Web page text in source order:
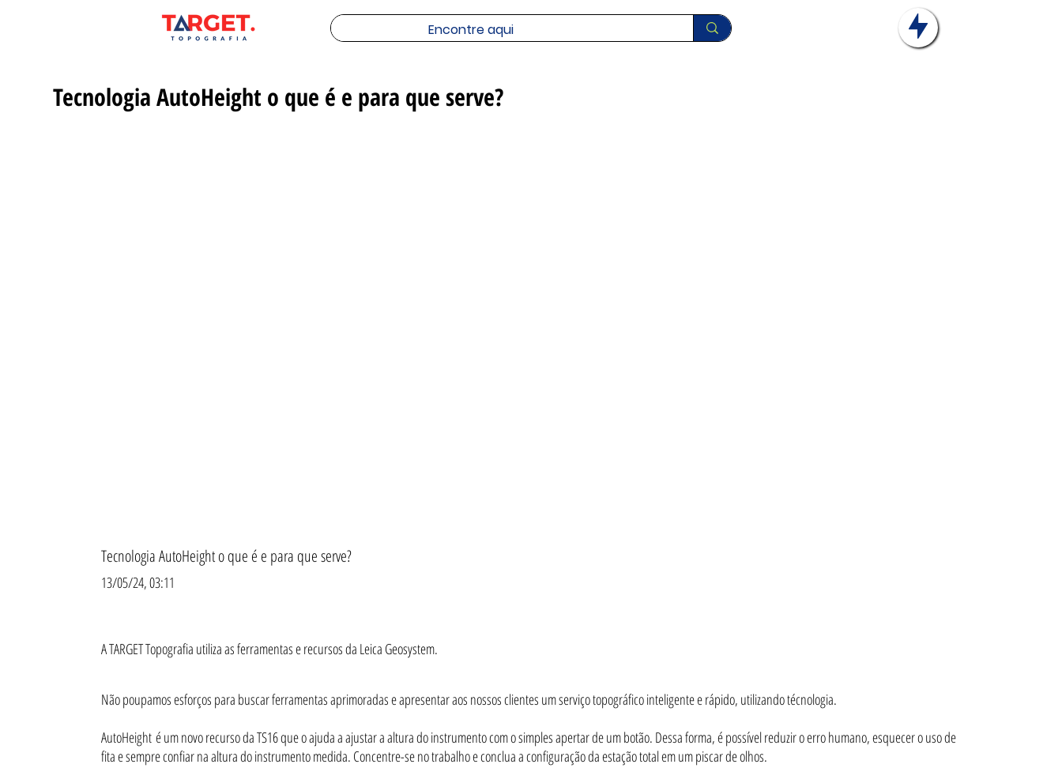
Tecnologia AutoHeight o que é e para que serve?
Tecnologia AutoHeight o que é e para que serve?
13/05/24, 03:11
A TARGET Topografia utiliza as ferramentas e recursos da Leica Geosystem.
Não poupamos esforços para buscar ferramentas aprimoradas e apresentar aos nossos clientes um serviço topográfico inteligente e rápido, utilizando técnologia.
AutoHeight é um novo recurso da TS16 que o ajuda a ajustar a altura do instrumento com o simples apertar de um botão. Dessa forma, é possível reduzir o erro humano, esquecer o uso de
fita e sempre confiar na altura do instrumento medida. Concentre-se no trabalho e conclua a configuração da estação total em um piscar de olhos.